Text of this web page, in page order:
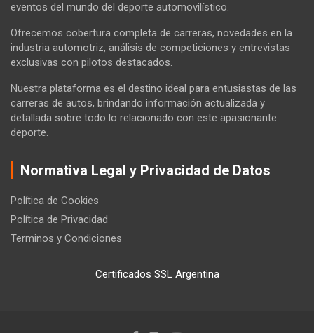
eventos del mundo del deporte automovilístico.
Ofrecemos cobertura completa de carreras, novedades en la
industria automotriz, análisis de competiciones y entrevistas
exclusivas con pilotos destacados.
Nuestra plataforma es el destino ideal para entusiastas de las
carreras de autos, brindando información actualizada y
detallada sobre todo lo relacionado con este apasionante
deporte.
Normativa Legal y Privacidad de Datos
Política de Cookies
Política de Privacidad
Terminos y Condiciones
Certificados SSL Argentina